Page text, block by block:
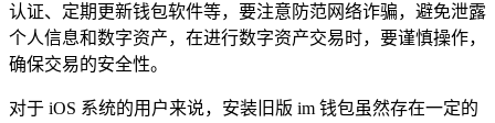
认证、定期更新钱包软件等，要注意防范网络诈骗，避免泄露
个人信息和数字资产，在进行数字资产交易时，要谨慎操作，
确保交易的安全性。
对于 iOS 系统的用户来说，安装旧版 im 钱包虽然存在一定的